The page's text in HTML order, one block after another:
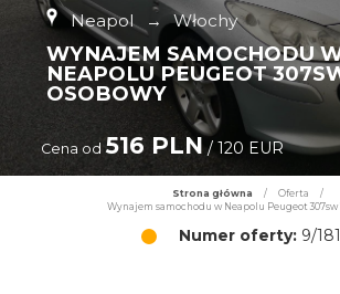
Neapol → Włochy
WYNAJEM SAMOCHODU
NEAPOLU PEUGEOT
OSOBOWY
Cena od 516 PLN / 120 EUR
Strona główna / Oferta
/
Wynajem samochodu w Neapolu Peugeot 307sw
Numer oferty:9/